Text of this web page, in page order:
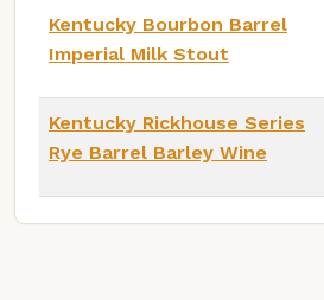
Kentucky Bourbon Barrel
Imperial Milk Stout
Kentucky Rickhouse Series
Rye Barrel Barley Wine